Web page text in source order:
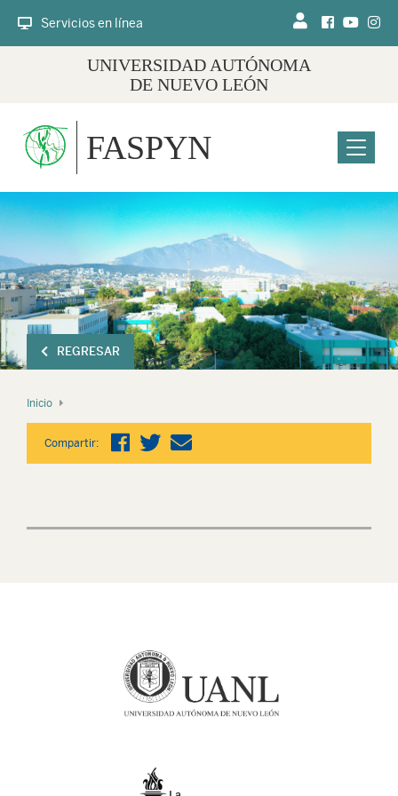
Servicios en línea
UNIVERSIDAD AUTÓNOMA
DE NUEVO LEÓN
Menu
FASPYN
REGRESAR
Inicio
Compartir: